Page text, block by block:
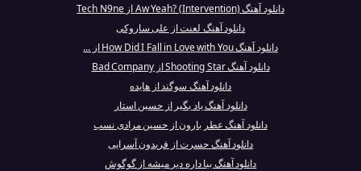
دانلود آهنگ Aw Yeah? (Intervention) از Tech N9ne
دانلود آهنگ لعنت از علی ساروکی
دانلود آهنگ How Did I Fall in Love with You از ...
دانلود آهنگ Shooting Star از Bad Company
دانلود آهنگ سوگند از هایده
دانلود آهنگ یاد بگیر از حسین استار
دانلود آهنگ عطر بارون از حسین مرادی نسب
دانلود آهنگ حسرت از فریدون آسرایی
دانلود آهنگ بیا داره دیر میشه از گوگوش